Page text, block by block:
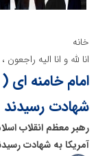
خانه
انا لله و انا الیه راجعون ،
امام خامنه
شهادت رسیدند
رهبر معظم انقلاب
آمریکا به شهادت